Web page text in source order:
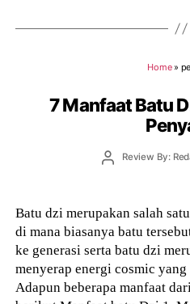
Home»
7 Manfaat Batu
PostReview By:
Batu dzi merupakan salah
di mana biasanya batu
ke generasi serta batu dzi
menyerap energi cosmic
Adapun beberapa manfaat